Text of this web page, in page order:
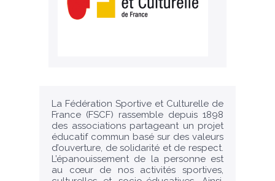
La Fédération Sportive et Culturelle de
France (FSCF) rassemble depuis 1898
des associations partageant un projet
éducatif commun basé sur des valeurs
d’ouverture, de solidarité et de respect.
L’épanouissement de la personne est
au cœur de nos activités sportives,